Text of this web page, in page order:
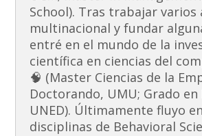
School). Tras trabajar varios
multinacional y fundar
entré en el mundo de la
científica en ciencias del
🧠 (Master Ciencias de la
Doctorando, UMU; Grado en
UNED). Últimamente fluyo
disciplinas de Behavioral